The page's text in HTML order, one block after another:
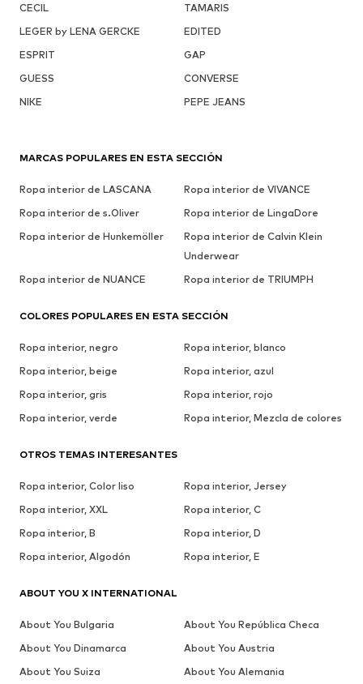
CECIL
TAMARIS
LEGER by LENA GERCKE
EDITED
ESPRIT
GAP
GUESS
CONVERSE
NIKE
PEPE JEANS
MARCAS POPULARES EN ESTA SECCIÓN
Ropa interior de LASCANA
Ropa interior de VIVANCE
Ropa interior de s.Oliver
Ropa interior de LingaDore
Ropa interior de Hunkemöller
Ropa interior de Calvin Klein
Underwear
Ropa interior de NUANCE
Ropa interior de TRIUMPH
COLORES POPULARES EN ESTA SECCIÓN
Ropa interior, negro
Ropa interior, blanco
Ropa interior, beige
Ropa interior, azul
Ropa interior, gris
Ropa interior, rojo
Ropa interior, verde
Ropa interior, Mezcla de colores
OTROS TEMAS INTERESANTES
Ropa interior, Color liso
Ropa interior, Jersey
Ropa interior, XXL
Ropa interior, C
Ropa interior, B
Ropa interior, D
Ropa interior, Algodón
Ropa interior, E
ABOUT YOU X INTERNATIONAL
About You Bulgaria
About You República Checa
About You Dinamarca
About You Austria
About You Suiza
About You Alemania